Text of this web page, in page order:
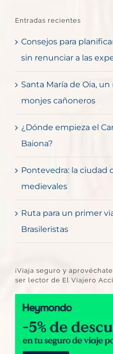
Entradas recientes
Consejos para
sin renunciar a las
Santa María de Oia,
monjes cañoneros
¿Dónde empieza el
Baiona?
Pontevedra: la ciudad
medievales
Ruta para un primer
Brasileristas
¡Viaja seguro y
ser lector de El Viajero